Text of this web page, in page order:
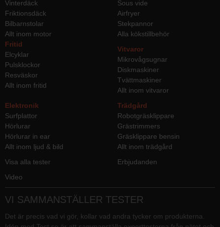
Vinterdäck
Friktionsdäck
Bilbarnstolar
Allt inom motor
Sous vide
Airfryer
Stekpannor
Alla kökstillbehör
Fritid
Elcyklar
Pulsklockor
Resväskor
Allt inom fritid
Vitvaror
Mikrovågsugnar
Diskmaskiner
Tvättmaskiner
Allt inom vitvaror
Elektronik
Surfplattor
Hörlurar
Hörlurar in ear
Allt inom ljud & bild
Trädgård
Robotgräsklippare
Grästrimmers
Gräsklippare bensin
Allt inom trädgård
Visa alla tester
Erbjudanden
Video
VI SAMMANSTÄLLER TESTER
Det är precis vad vi gör, kollar vad andra tycker om produkterna.